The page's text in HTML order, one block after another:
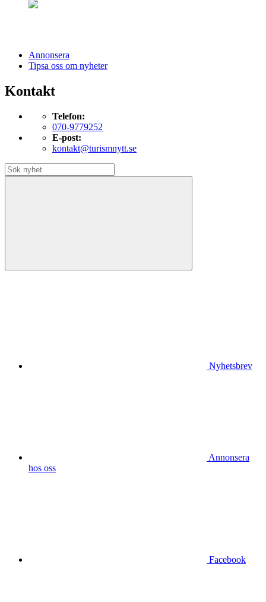
Annonsera
Tipsa oss om nyheter
Kontakt
Telefon:
070-9779252
E-post:
kontakt@turismnytt.se
Nyhetsbrev
Annonsera
hos oss
Facebook